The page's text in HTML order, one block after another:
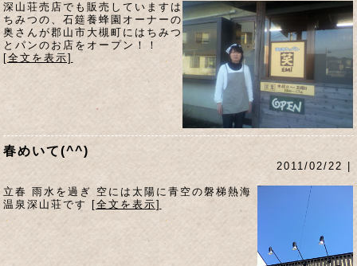
深山荘売店でも販売していますは
ちみつの、石筵養蜂園オーナーの
奥さんが郡山市大槻町にはちみつ
とパンのお店をオープン！！
[全文を表示]
春めいて(^^)
2011/02/22 |
立春 雨水を過ぎ 空には太陽に青空の磐梯熱海
温泉深山荘です
[全文を表示]